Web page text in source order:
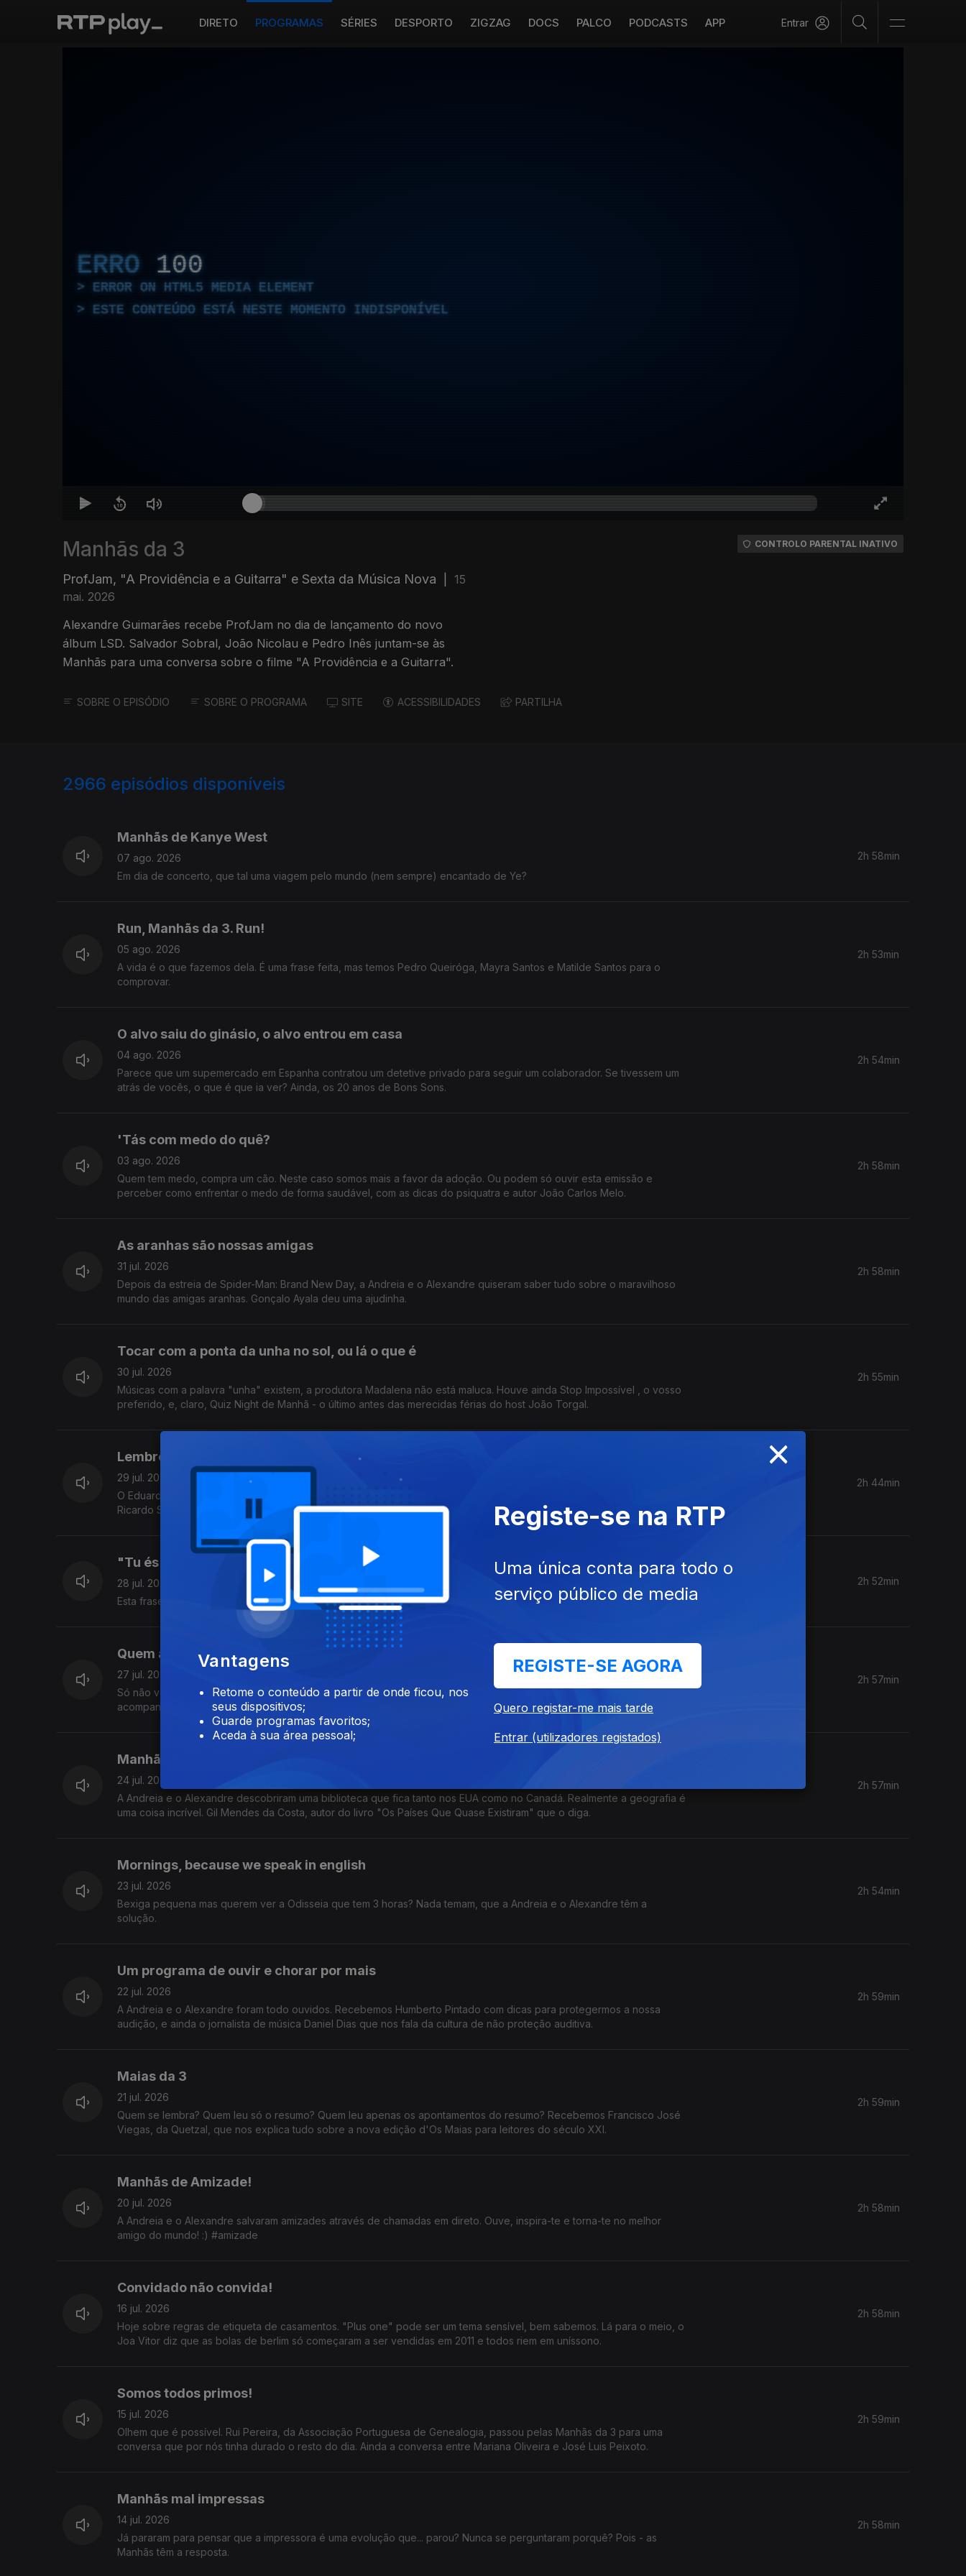
DIRETO PROGRAMAS SÉRIES DESPORTO ZIGZAG DOCS PALCO PODCASTS APP Entrar
ERRO 100
ERROR ON HTML5 MEDIA ELEMENT
ESTE CONTEÚDO ESTÁ NESTE MOMENTO INDISPONÍVEL
Manhãs da 3
ProfJam, "A Providência e a Guitarra" e Sexta da Música Nova
15
mai. 2026
Alexandre Guimarães recebe ProfJam no dia de lançamento do novo
álbum LSD. Salvador Sobral, João Nicolau e Pedro Inês juntam-se às
Manhãs para uma conversa sobre o filme "A Providência e a Guitarra".
CONTROLO PARENTAL INATIVO
SOBRE O EPISÓDIO SOBRE O PROGRAMA SITE ACESSIBILIDADES PARTILHA
2966 episódios disponíveis
Manhãs de Kanye West
07 ago. 2026
Em dia de concerto, que tal uma viagem pelo mundo (nem sempre) encantado de Ye?
2h 58min
Run, Manhãs da 3. Run!
05 ago. 2026
A vida é o que fazemos dela. É uma frase feita, mas temos Pedro Queiróga, Mayra Santos e Matilde Santos para o
comprovar.
2h 53min
O alvo saiu do ginásio, o alvo entrou em casa
04 ago. 2026
Parece que um supemercado em Espanha contratou um detetive privado para seguir um colaborador. Se tivessem um
atrás de vocês, o que é que ia ver? Ainda, os 20 anos de Bons Sons.
2h 54min
'Tás com medo do quê?
03 ago. 2026
Quem tem medo, compra um cão. Neste caso somos mais a favor da adoção. Ou podem só ouvir esta emissão e
perceber como enfrentar o medo de forma saudável, com as dicas do psiquatra e autor João Carlos Melo.
2h 58min
As aranhas são nossas amigas
31 jul. 2026
Depois da estreia de Spider-Man: Brand New Day, a Andreia e o Alexandre quiseram saber tudo sobre o maravilhoso
mundo das amigas aranhas. Gonçalo Ayala deu uma ajudinha.
2h 58min
Tocar com a ponta da unha no sol, ou lá o que é
30 jul. 2026
Músicas com a palavra "unha" existem, a produtora Madalena não está maluca. Houve ainda Stop Impossível , o vosso
preferido, e, claro, Quiz Night de Manhã - o último antes das merecidas férias do host João Torgal.
2h 55min
Lembrete: levem o telemóvel para o banho
29 jul. 2026
O Eduardo atendeu o telemóvel nu, durante o banho. Se isto não é querer muito ir ao Paredes de Coura, então não sei.
Ricardo Sérgio faz uma visita para nos pôr a par das estreias do mês de agosto.
2h 44min
"Tu és o Ulisses da javardice gastronómica"
28 jul. 2026
Esta frase foi dita neste programa, tenho a certeza. Outras metáforas foram feitas. Infelizmente
2h 52min
Quem adiante não olha, atrás fica.
27 jul. 2026
Só não vê quem não quer: isto hoje foi sobre séries e o eclipse solar de 12 de agosto. Ah! E um belo snack para
acompanhar tudo isto.
2h 57min
Manhãs geográficas
24 jul. 2026
A Andreia e o Alexandre descobriram uma biblioteca que fica tanto nos EUA como no Canadá. Realmente a geografia é
uma coisa incrível. Gil Mendes da Costa, autor do livro "Os Países Que Quase Existiram" que o diga.
2h 57min
Mornings, because we speak in english
23 jul. 2026
Bexiga pequena mas querem ver a Odisseia que tem 3 horas? Nada temam, que a Andreia e o Alexandre têm a
solução.
2h 54min
Um programa de ouvir e chorar por mais
22 jul. 2026
A Andreia e o Alexandre foram todo ouvidos. Recebemos Humberto Pintado com dicas para protegermos a nossa
audição, e ainda o jornalista de música Daniel Dias que nos fala da cultura de não proteção auditiva.
2h 59min
Maias da 3
21 jul. 2026
Quem se lembra? Quem leu só o resumo? Quem leu apenas os apontamentos do resumo? Recebemos Francisco José
Viegas, da Quetzal, que nos explica tudo sobre a nova edição d'Os Maias para leitores do século XXI.
2h 59min
Manhãs de Amizade!
20 jul. 2026
A Andreia e o Alexandre salvaram amizades através de chamadas em direto. Ouve, inspira-te e torna-te no melhor
amigo do mundo! :) #amizade
2h 58min
Convidado não convida!
16 jul. 2026
Hoje sobre regras de etiqueta de casamentos. "Plus one" pode ser um tema sensível, bem sabemos. Lá para o meio, o
Joa Vitor diz que as bolas de berlim só começaram a ser vendidas em 2011 e todos riem em uníssono.
2h 58min
Somos todos primos!
15 jul. 2026
Olhem que é possível. Rui Pereira, da Associação Portuguesa de Genealogia, passou pelas Manhãs da 3 para uma
conversa que por nós tinha durado o resto do dia. Ainda a conversa entre Mariana Oliveira e José Luis Peixoto.
2h 59min
Manhãs mal impressas
14 jul. 2026
Já pararam para pensar que a impressora é uma evolução que... parou? Nunca se perguntaram porquê? Pois - as
Manhãs têm a resposta.
2h 58min
×
Vantagens
Retome o conteúdo a partir de onde ficou, nos
seus dispositivos;
Guarde programas favoritos;
Aceda à sua área pessoal;
Registe-se na RTP
Uma única conta para todo o
serviço público de media
REGISTE-SE AGORA
Quero registar-me mais tarde
Entrar (utilizadores registados)